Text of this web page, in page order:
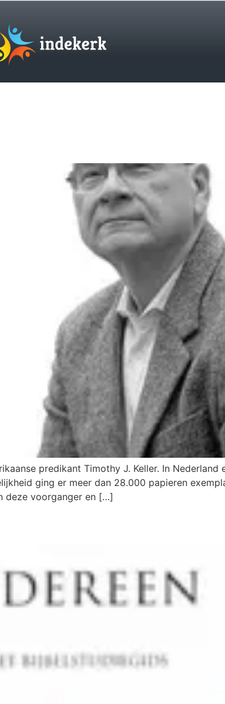
predikant Timothy J. Keller. In
ging er meer dan 28.000 papieren
deze voorganger en […]